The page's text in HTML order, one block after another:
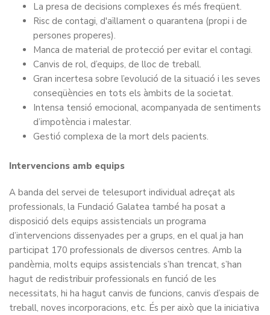
La presa de decisions complexes és més freqüent.
Risc de contagi, d'aïllament o quarantena (propi i de
persones properes).
Manca de material de protecció per evitar el contagi.
Canvis de rol, d’equips, de lloc de treball.
Gran incertesa sobre l’evolució de la situació i les seves
conseqüències en tots els àmbits de la societat.
Intensa tensió emocional, acompanyada de sentiments
d’impotència i malestar.
Gestió complexa de la mort dels pacients.
Intervencions amb equips
A banda del servei de telesuport individual adreçat als
professionals, la Fundació Galatea també ha posat a
disposició dels equips assistencials un programa
d’intervencions dissenyades per a grups, en el qual ja han
participat 170 professionals de diversos centres. Amb la
pandèmia, molts equips assistencials s’han trencat, s’han
hagut de redistribuir professionals en funció de les
necessitats, hi ha hagut canvis de funcions, canvis d’espais de
treball, noves incorporacions, etc. És per això que la iniciativa